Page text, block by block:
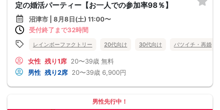
定の婚活パーティー【お一人での参加率98％】
沼津市 | 8月8日(土) 11:00〜
受付終了まで32時間
レインボーファクトリー 20代向け 30代向け バツイチ・再婚
女性 残り1席 20〜39歳 無料
男性 残り2席 20〜39歳 6,900円
男性先行中！